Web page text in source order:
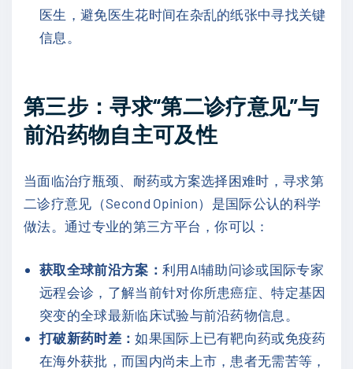
医生，避免医生花时间在杂乱的纸张中寻找关键
信息。
第三步：寻求“第二诊疗意见”与
前沿药物自主可及性
当面临治疗瓶颈、耐药或方案选择困难时，寻求第
二诊疗意见（Second Opinion）是国际公认的科学
做法。通过专业的第三方平台，你可以：
获取全球前沿方案： 利用AI辅助问诊或国际专家
远程会诊，了解当前针对你所患癌症、特定基因
突变的全球最新临床试验与前沿药物信息。
打破新药时差：如果国际上已有靶向药或免疫药
在海外获批，而国内尚未上市，患者无需苦等，